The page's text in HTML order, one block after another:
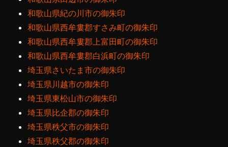
和歌山県紀の川市の御朱印
和歌山県西牟婁郡すさみ町の御朱印
和歌山県西牟婁郡上富田町の御朱印
和歌山県西牟婁郡白浜町の御朱印
埼玉県さいたま市の御朱印
埼玉県川越市の御朱印
埼玉県東松山市の御朱印
埼玉県比企郡の御朱印
埼玉県秩父市の御朱印
埼玉県秩父郡の御朱印